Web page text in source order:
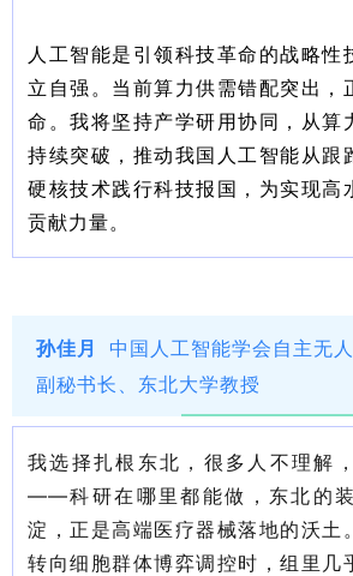
人工智能是引领科技革命的战略性
立自强。当前算力供需错配突出，
命。我将坚持产学研用协同，从算
持续突破，推动我国人工智能从跟
硬核技术践行科技报国，为实现高
贡献力量。
孙佳月 中国人工智能学会自主无
副秘书长、东北大学教授
我选择扎根东北，很多人不理解
——科研在哪里都能做，东北的
淀，正是高端医疗器械落地的沃土
转向细胞群体博弈调控时，组里几